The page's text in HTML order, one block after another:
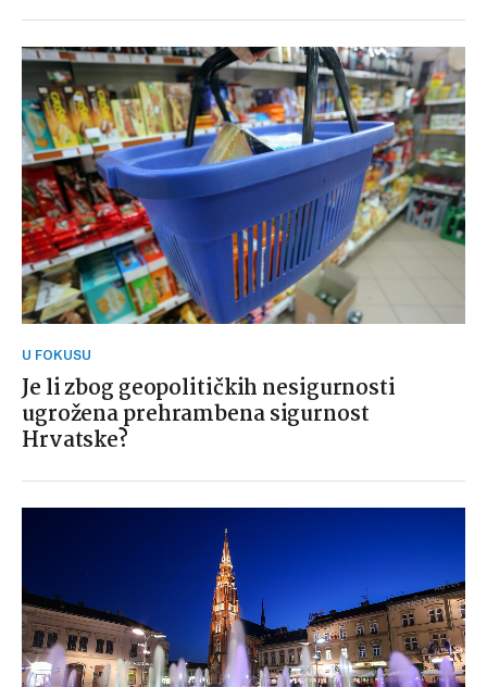
U FOKUSU
Je li zbog geopolitičkih nesigurnosti
ugrožena prehrambena sigurnost
Hrvatske?